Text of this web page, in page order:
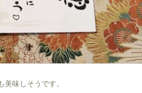
味しそうです。